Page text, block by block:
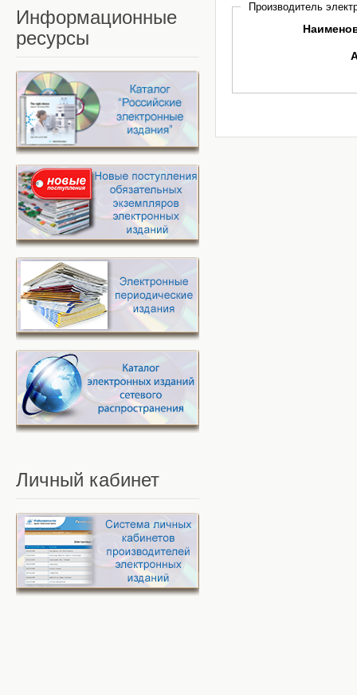
Производитель
Информационные
ресурсы
Личный кабинет